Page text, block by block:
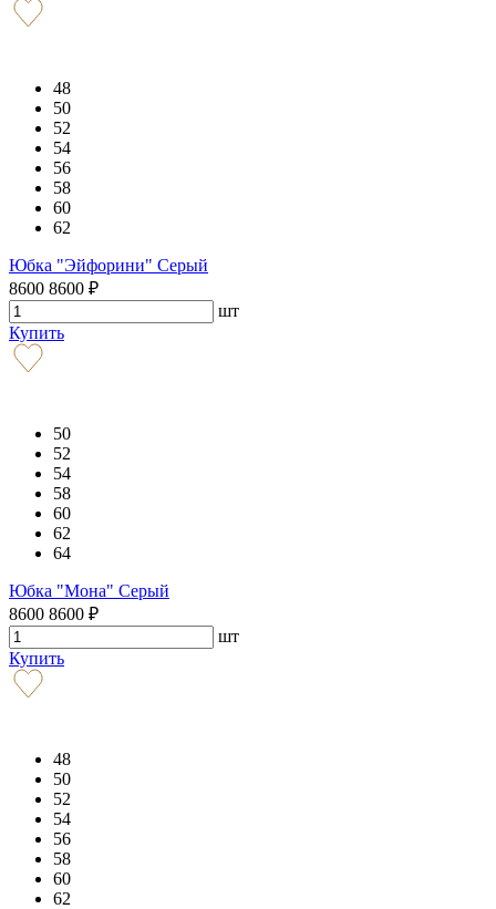
48
50
52
54
56
58
60
62
Юбка "Эйфорини" Серый
8600 8600 ₽
шт
Купить
50
52
54
58
60
62
64
Юбка "Мона" Серый
8600 8600 ₽
шт
Купить
48
50
52
54
56
58
60
62